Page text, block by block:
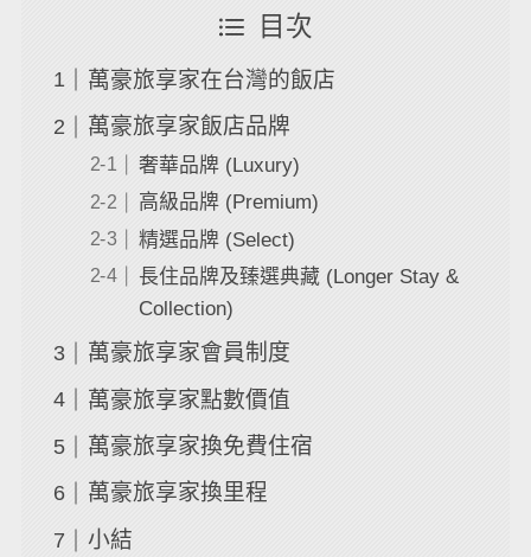
目次
萬豪旅享家在台灣的飯店
萬豪旅享家飯店品牌
奢華品牌 (Luxury)
高級品牌 (Premium)
精選品牌 (Select)
長住品牌及臻選典藏 (Longer Stay &
Collection)
萬豪旅享家會員制度
萬豪旅享家點數價值
萬豪旅享家換免費住宿
萬豪旅享家換里程
小結